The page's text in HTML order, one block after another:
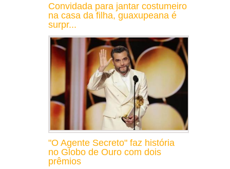
Convidada para jantar costumeiro
na casa da filha, guaxupeana é
surpr...
"O Agente Secreto" faz história
no Globo de Ouro com dois
prêmios